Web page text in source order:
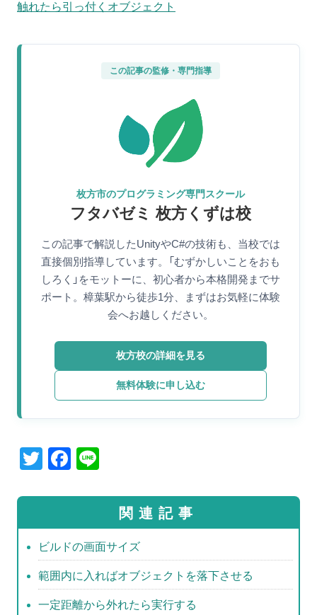
触れたら引っ付くオブジェクト
この記事の監修・専門指導
枚方市のプログラミング専門スクール
フタバゼミ 枚方くずは校
この記事で解説したUnityやC#の技術も、当校では
直接個別指導しています。「むずかしいことをおも
しろく」をモットーに、初心者から本格開発までサ
ポート。樟葉駅から徒歩1分、まずはお気軽に体験
会へお越しください。
枚方校の詳細を見る
無料体験に申し込む
T
tt
er
F
c
e
b
o
o
e 関連記事
ビルドの画面サイズ
範囲内に入ればオブジェクトを落下させる
一定距離から外れたら実行する